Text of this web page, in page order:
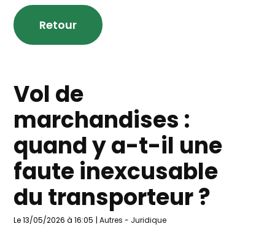
Retour
Vol de
marchandises :
quand y a-t-il une
faute inexcusable
du transporteur ?
Le 13/05/2026 à 16:05 | Autres - Juridique